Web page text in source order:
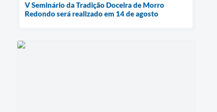
V Seminário da Tradição Doceira de Morro
Redondo será realizado em 14 de agosto